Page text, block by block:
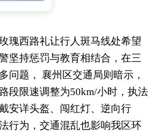
瑰西路礼让行人斑马线处希望
坚持惩罚与教育相结合，在三
问题， 襄州区交通局则暗示，
段限速调整为50km/小时，执法
安详头盔、闯红灯、逆向行
行为，交通混乱也影响我区环